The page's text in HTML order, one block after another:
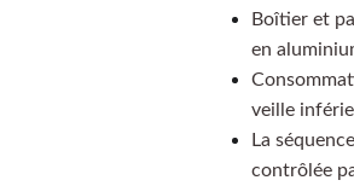
Boîtier et
en
veille
La
contrôlée